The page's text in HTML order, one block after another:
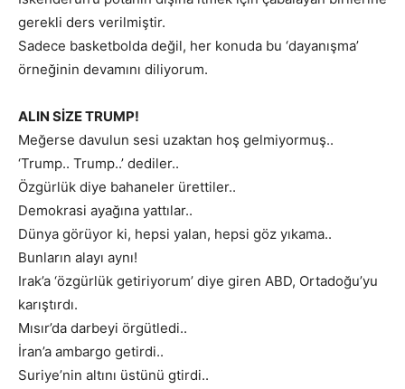
gerekli ders verilmiştir.
Sadece basketbolda değil, her konuda bu ‘dayanışma’
örneğinin devamını diliyorum.
ALIN SİZE TRUMP!
Meğerse davulun sesi uzaktan hoş gelmiyormuş..
‘Trump.. Trump..’ dediler..
Özgürlük diye bahaneler ürettiler..
Demokrasi ayağına yattılar..
Dünya görüyor ki, hepsi yalan, hepsi göz yıkama..
Bunların alayı aynı!
Irak’a ‘özgürlük getiriyorum’ diye giren ABD, Ortadoğu’yu
karıştırdı.
Mısır’da darbeyi örgütledi..
İran’a ambargo getirdi..
Suriye’nin altını üstünü gtirdi..